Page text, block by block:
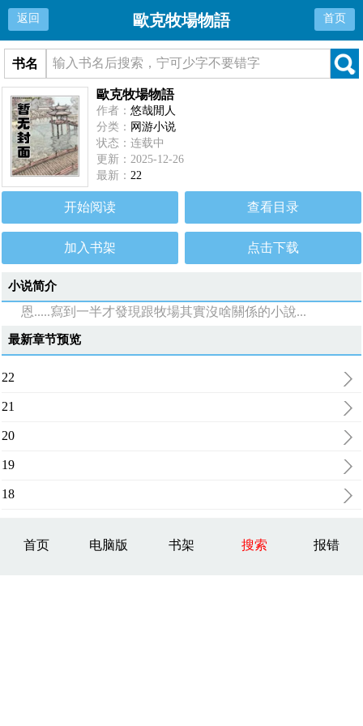
返回 歐克牧場物語 首页
书名
歐克牧場物語
作者：悠哉閒人
分类： 网游小说
状态：连载中
更新：2025-12-26
最新：22
开始阅读 查看目录
加入书架 点击下载
小说简介
恩.....寫到一半才發現跟牧場其實沒啥關係的小說...
最新章节预览
22
21
20
19
18
首页 电脑版 书架 搜索 报错